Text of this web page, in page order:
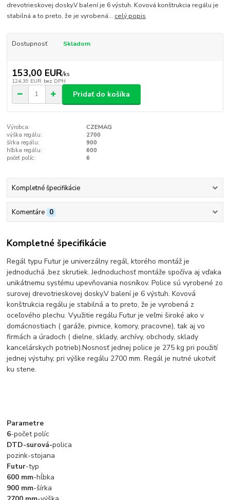
drevotrieskovej dosky.V balení je 6 výstuh. Kovová konštrukcia regálu je
stabilná a to preto, že je vyrobená... celý popis
Dostupnosť Skladom
153,00 EUR/ks
124,39 EUR bez DPH
Pridať do košíka
Výrobca:
CZEMAG
výška regálu:
2700
šírka regálu:
900
hľbka regálu:
600
počet políc:
6
Kompletné špecifikácie
Komentáre 0
Kompletné špecifikácie
Regál typu Futur je univerzálny regál, ktorého montáž je
jednoduchá ,bez skrutiek. Jednoduchosť montáže spočíva aj vďaka
unikátnemu systému upevňovania nosníkov. Police sú vyrobené zo
surovej drevotrieskovej dosky.V balení je 6 výstuh. Kovová
konštrukcia regálu je stabilná a to preto, že je vyrobená z
oceľového plechu. Využitie regálu Futur je veľmi široké ako v
domácnostiach ( garáže, pivnice, komory, pracovne), tak aj vo
firmách a úradoch ( dielne, sklady, archívy, obchody, sklady
kancelárskych potrieb).Nosnosť jednej police je 275 kg pri použití
jednej výstuhy, pri výške regálu 2700 mm. Regál je nutné ukotviť
ku stene.
Parametre
6-počet políc
DTD-surová-polica
pozink-stojana
Futur-typ
600 mm-hĺbka
900 mm-šírka